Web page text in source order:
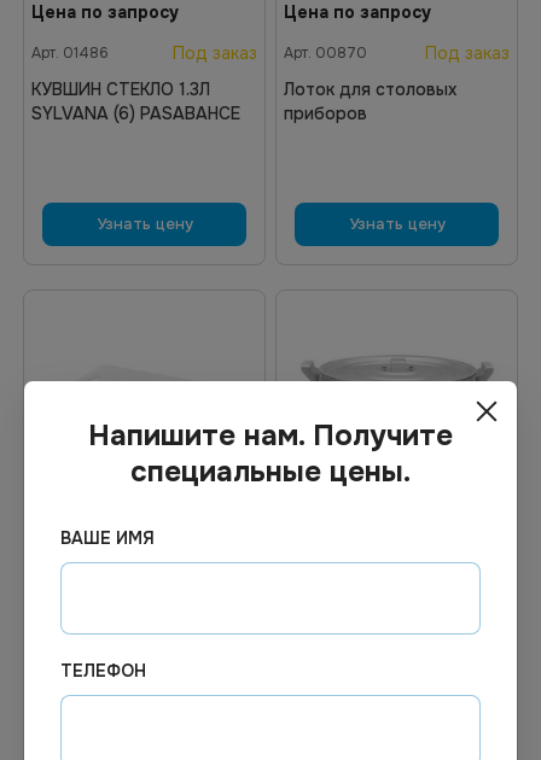
Цена по запросу
Арт. 01486
Под заказ
КУВШИН СТЕКЛО 1.3Л
SYLVANA (6) PASABAHCE
Узнать цену
Цена по запросу
Арт. 00870
Под заказ
Лоток для столовых
приборов
Узнать цену
Цена по запросу
ДОСКА РАЗДЕЛОЧНАЯ
120Х280М
Цена по запросу
Кастрюля 2,5л (алюм.)
Напишите нам. Получите
специальные цены.
ВАШЕ ИМЯ
ТЕЛЕФОН